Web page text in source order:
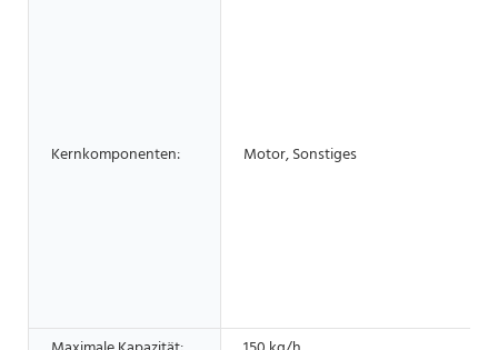
Kernkomponenten: Motor, Sonstiges